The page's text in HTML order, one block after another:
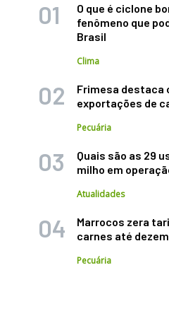
O que é ciclone
fenômeno que
Brasil
Clima
Frimesa destaca
exportações de
Pecuária
Quais são as 29
milho em
Atualidades
Marrocos zera
carnes até
Pecuária